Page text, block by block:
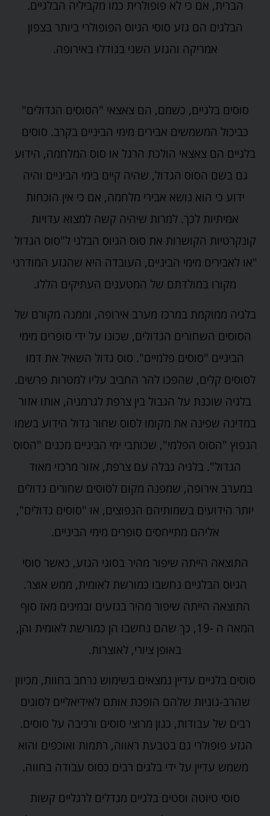
הברית, אם כי לא פופולרית כמו מקביליה הבלגיים.
הבלגים הם גזע סוסי הגיוס הפופולרי ביותר בצפון
אמריקה והגזע השני בגודלו באירופה.
סוסים בלגיים, כשמם, הם צאצאי "הסוסים הגדולים"
כביכול המשמשים אבירים מימי הביניים בקרב. סוסים
בלגיים הם צאצאי הולכת הרגל או סוס המלחמה, הידוע
גם בשם הסוס הגדול, שהיה קיים בימי הביניים והיה
ידוע כי הוא נושא אבירי מלחמה, אם כי אין הוכחות
אמיתיות לכך. למרות שיהיה קשה למצוא עדויות
קונקרטיות הקושרות את סוס הגיוס הבלגי ל"סוס הגדול
"או לאבירים מימי הביניים, העובדה היא שהגזע המודרני
מקורו במולדתם של המטענים העתיקים הללו.
בלגיה ממוקמת במרכז מערב אירופה, וממנה מקורם של
הסוסים השחורים הגדולים, שכונו על ידי סופרים מימי
הביניים "סוסים פלמיים". סוס גדול השאיל את דמו
לסוסים קלים, שהפכו להר החביב עליו למטרות פרשים.
בלגיה שוכנת על הגבול בין צרפת לגרמניה, אותו אזור
במדינה שפינה את מקומו לסוס שחור גדול הידוע בשמו
הנפוץ "הסוס הפלמי", שכותבי ימי הביניים מכנים "הסוס
הגדול". בלגיה גבלה עם צרפת, אזור מרכזי מאוד
במערב אירופה, שמפנה מקום לסוסים שחורים גדולים
יותר הידועים בשמותיהם הנפוצים, או "סוסים גדולים",
אליהם מתייחסים סופרים מימי הביניים.
התוצאה הייתה שיפור מהיר בסוגי הגזע, כאשר סוסי
הגיוס הבלגיים נחשבו כמורשת לאומית, ממש אוצר.
התוצאה הייתה שיפור מהיר בגזעים ובמינים מאז סוף
המאה ה -19, כך שהם נחשבו הן כמורשת לאומית והן,
באופן ציורי, לאוצרות.
סוסים בלגיים עדיין נמצאים בשימוש נרחב בחוות, מכיוון
שהרב-גוניות שלהם הופכת אותם לאידיאליים לסוגים
רבים של עבודות, כגון מרוצי סוסים ורכיבה על סוסים.
הגזע פופולרי גם בטבעת ראווה, רתמות ואוכפים והוא
משמש עדיין על ידי בלגים רבים כסוס עבודה בחווה.
סוסי טיוטה וסטים בלגיים מגדלים לרגליים קשות